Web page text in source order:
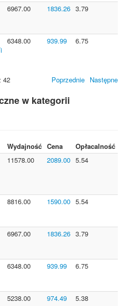
6967.00 1836.26 3.79
6348.00 939.99 6.75
42 Poprzednie Następne
w kategorii
Wydajność Cena
Opłacalność
11578.00 2089.00 5.54
8816.00 1590.00 5.54
6967.00 1836.26 3.79
6348.00 939.99 6.75
5238.00 974.49 5.38